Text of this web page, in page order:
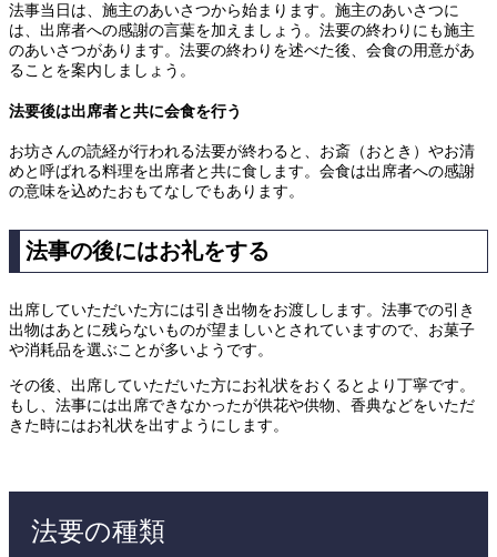
法事当日は、施主のあいさつから始まります。施主のあいさつに
は、出席者への感謝の言葉を加えましょう。法要の終わりにも施主
のあいさつがあります。法要の終わりを述べた後、会食の用意があ
ることを案内しましょう。
法要後は出席者と共に会食を行う
お坊さんの読経が行われる法要が終わると、お斎（おとき）やお清
めと呼ばれる料理を出席者と共に食します。会食は出席者への感謝
の意味を込めたおもてなしでもあります。
法事の後にはお礼をする
出席していただいた方には引き出物をお渡しします。法事での引き
出物はあとに残らないものが望ましいとされていますので、お菓子
や消耗品を選ぶことが多いようです。
その後、出席していただいた方にお礼状をおくるとより丁寧です。
もし、法事には出席できなかったが供花や供物、香典などをいただ
きた時にはお礼状を出すようにします。
法要の種類